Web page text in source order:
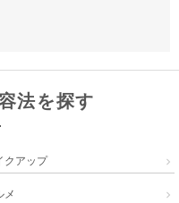
法を探す
クアップ 
メ 